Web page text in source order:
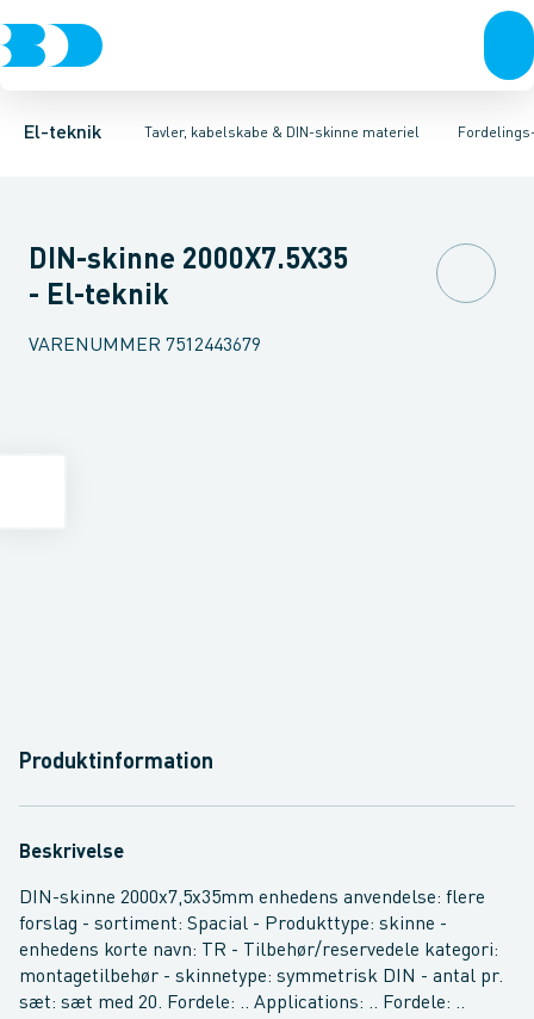
El-teknik Tavler, kabelskabe & DIN-skinne materiel
Afbrydere, stikkontakter & lampeudtagForgreningsmateriel
Tavler, kapsling og rackskabe Fordelings-/byggepladstavler
Afgangsbox for kanalskinneTilgangsboks for strømskinne
DIN-skinne 2000X7.5X35
- El-teknik
VARENUMMER 7512443679
Produktinformation
Beskrivelse
DIN-skinne 2000x7,5x35mm enhedens anvendelse: flere
forslag - sortiment: Spacial - Produkttype: skinne -
enhedens korte navn: TR - Tilbehør/reservedele kategori:
montagetilbehør - skinnetype: symmetrisk DIN - antal pr.
sæt: sæt med 20. Fordele: .. Applications: .. Fordele: ..